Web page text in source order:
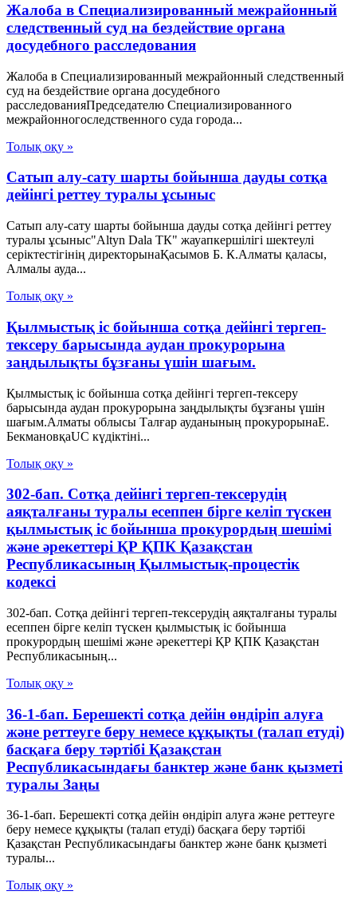
Жалоба в Специализированный межрайонный
следственный суд на бездействие органа
досудебного расследования
Жалоба в Специализированный межрайонный следственный
суд на бездействие органа досудебного
расследованияПредседателю Специализированного
межрайонногоследственного суда города...
Толық оқу »
Сатып алу-сату шарты бойынша дауды сотқа
дейінгі реттеу туралы ұсыныс
Сатып алу-сату шарты бойынша дауды сотқа дейінгі реттеу
туралы ұсыныс"Altyn Dala ТК" жауапкершілігі шектеулі
серіктестігінің директорынаҚасымов Б. К.Алматы қаласы,
Алмалы ауда...
Толық оқу »
Қылмыстық іс бойынша сотқа дейінгі тергеп-
тексеру барысында аудан прокурорына
заңдылықты бұзғаны үшін шағым.
Қылмыстық іс бойынша сотқа дейінгі тергеп-тексеру
барысында аудан прокурорына заңдылықты бұзғаны үшін
шағым.Алматы облысы Талғар ауданының прокурорынаЕ.
БекмановқаUC күдіктіні...
Толық оқу »
302-бап. Сотқа дейінгі тергеп-тексерудің
аяқталғаны туралы есеппен бірге келіп түскен
қылмыстық іс бойынша прокурордың шешімі
және әрекеттері ҚР ҚПК Қазақстан
Республикасының Қылмыстық-процестік
кодексi
302-бап. Сотқа дейінгі тергеп-тексерудің аяқталғаны туралы
есеппен бірге келіп түскен қылмыстық іс бойынша
прокурордың шешімі және әрекеттері ҚР ҚПК Қазақстан
Республикасының...
Толық оқу »
36-1-бап. Берешекті сотқа дейін өндіріп алуға
және реттеуге беру немесе құқықты (талап етуді)
басқаға беру тәртібі Қазақстан
Республикасындағы банктер және банк қызметі
туралы Заңы
36-1-бап. Берешекті сотқа дейін өндіріп алуға және реттеуге
беру немесе құқықты (талап етуді) басқаға беру тәртібі
Қазақстан Республикасындағы банктер және банк қызметі
туралы...
Толық оқу »